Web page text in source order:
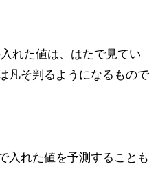
れた値は、はたで見てい
凡そ判るようになるもので
入れた値を予測することも